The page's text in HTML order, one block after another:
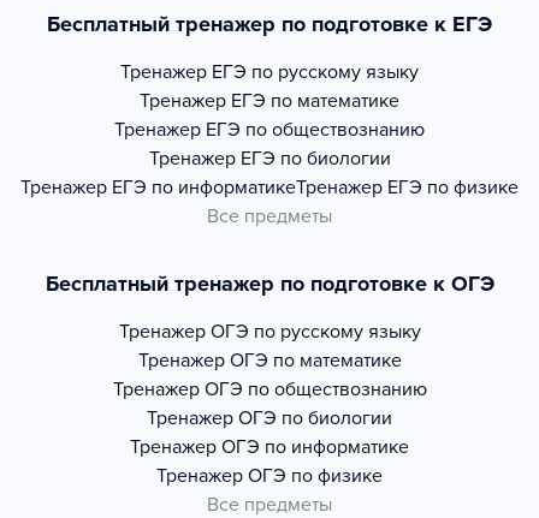
Бесплатный тренажер по подготовке к ЕГЭ
Тренажер ЕГЭ по русскому языку
Тренажер ЕГЭ по математике
Тренажер ЕГЭ по обществознанию
Тренажер ЕГЭ по биологии
Тренажер ЕГЭ по информатикеТренажер ЕГЭ по физике
Все предметы
Бесплатный тренажер по подготовке к ОГЭ
Тренажер ОГЭ по русскому языку
Тренажер ОГЭ по математике
Тренажер ОГЭ по обществознанию
Тренажер ОГЭ по биологии
Тренажер ОГЭ по информатике
Тренажер ОГЭ по физике
Все предметы